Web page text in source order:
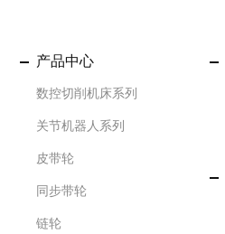
产品中心
数控切削机床系列
关节机器人系列
皮带轮
同步带轮
链轮